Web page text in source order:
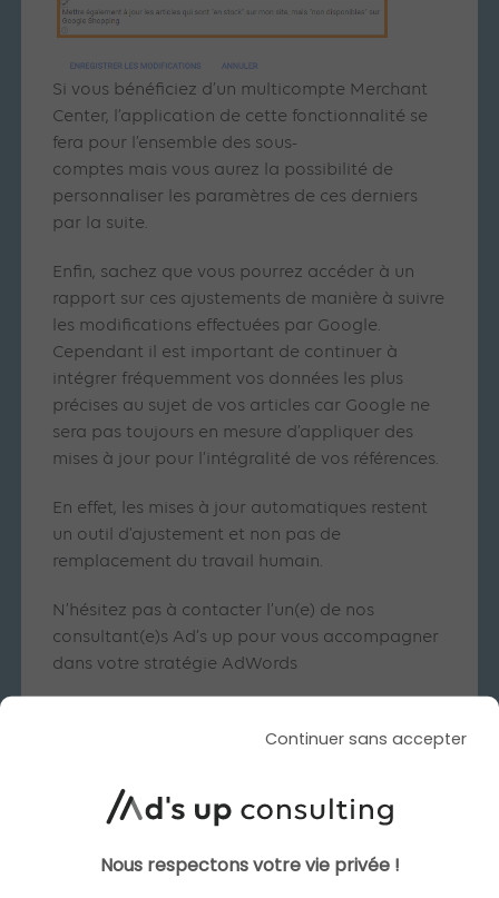
Si vous bénéficiez d’un multicompte Merchant
Center, l’application de cette fonctionnalité se
fera pour l’ensemble des sous-
comptes mais vous aurez la possibilité de
personnaliser les paramètres de ces derniers
par la suite.
Enfin, sachez que vous pourrez accéder à un
rapport sur ces ajustements de manière à suivre
les modifications effectuées par Google.
Cependant il est important de continuer à
intégrer fréquemment vos données les plus
précises au sujet de vos articles car Google ne
sera pas toujours en mesure d’appliquer des
mises à jour pour l’intégralité de vos références.
En effet, les mises à jour automatiques restent
un outil d’ajustement et non pas de
remplacement du travail humain.
N’hésitez pas à contacter l’un(e) de nos
consultant(e)s Ad’s up pour vous accompagner
dans votre stratégie AdWords
Articles similaires
Continuer sans accepter
Nous respectons votre vie privée !